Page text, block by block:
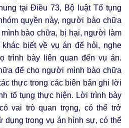
tại Điều 73, Bộ luật Tố tụng
quyền này, người bào chữa
bào chữa, bị hại, người làm
biết về vụ án để hỏi, nghe
trình bày liên quan đến vụ án.
để cho người mình bào chữa
thực trong các biên bản ghi lời
tố tụng thực hiện. Lời trình bày
vai trò quan trọng, có thể trở
trong vụ án hình sự, có thể